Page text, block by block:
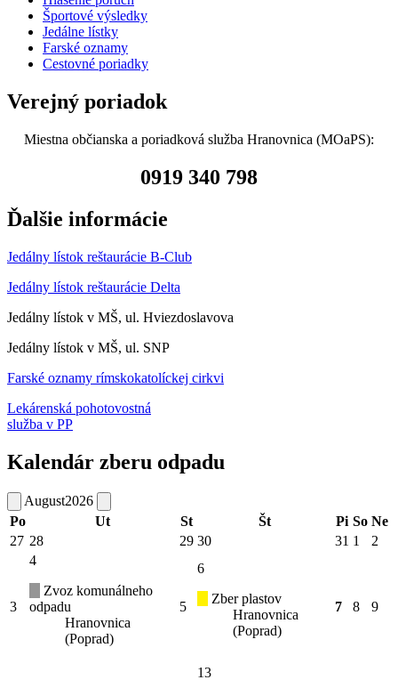
Športové výsledky
Jedálne lístky
Farské oznamy
Cestovné poriadky
Verejný poriadok
Miestna občianska a poriadková služba Hranovnica (MOaPS):
0919 340 798
Ďalšie informácie
Jedálny lístok reštaurácie B-Club
Jedálny lístok reštaurácie Delta
Jedálny lístok v MŠ, ul. Hviezdoslavova
Jedálny lístok v MŠ, ul. SNP
Farské oznamy rímskokatolíckej cirkvi
Lekárenská pohotovostná
služba v PP
Kalendár zberu odpadu
August2026
Po
Ut St Št Pi So Ne
27 28 29 30 31 1 2
3
4
Zvoz komunálneho
odpadu
Hranovnica
(Poprad)
5
6
Zber plastov
Hranovnica
(Poprad)
7 8 9
13